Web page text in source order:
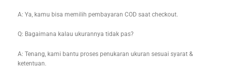
A: Ya, kamu bisa memilih pembayaran COD saat checkout.
Q: Bagaimana kalau ukurannya tidak pas?
A: Tenang, kami bantu proses penukaran ukuran sesuai syarat &
ketentuan.